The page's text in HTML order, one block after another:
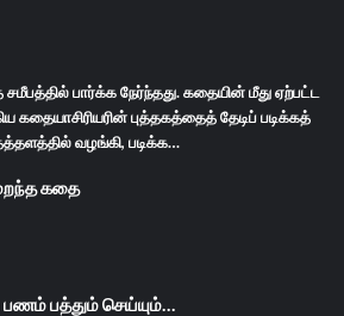
பார்க்க நேர்ந்தது. கதையின் மீது ஏற்பட்ட
புத்தகத்தைத் தேடிப் படிக்கத்
வழங்கி, படிக்க…
கதை
பணம் பத்தும் செய்யும்…